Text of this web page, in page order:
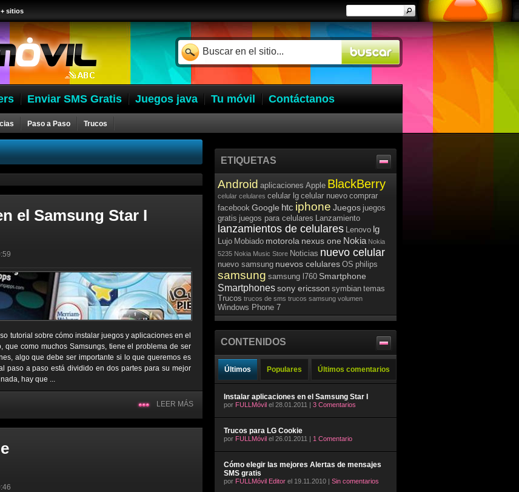
+ sitios
Enviar SMS Gratis Juegos java Tu móvil Contáctanos
Paso a Paso Trucos
el Samsung Star I
tutorial sobre cómo instalar juegos y aplicaciones en el
que como muchos Samsungs, tiene el problema de ser
algo que debe ser importante si lo que queremos es
paso a paso está dividido en dos partes para su mejor
hay que ...
LEER MÁS
ETIQUETAS
Android aplicaciones Apple BlackBerry
celular celulares celular lg celular nuevo comprar
facebook Google htc iphone Juegos juegos
gratis juegos para celulares Lanzamiento
lanzamientos de celulares Lenovo lg
Lujo Mobiado motorola nexus one Nokia Nokia
5235 Nokia Music Store Noticias nuevo celular
nuevo samsung nuevos celulares OS philips
samsung samsung l760 Smartphone
Smartphonessony ericsson symbian temas
Trucos trucos de sms trucos samsung volumen
Windows Phone 7
CONTENIDOS
Últimos Populares Últimos comentarios
Instalar aplicaciones en el Samsung Star I
por FULLMóvil el 28.01.2011 | 3 Comentarios
Trucos para LG Cookie
por FULLMóvil el 26.01.2011 | 1 Comentario
Cómo elegir las mejores Alertas de mensajes
SMS gratis
por FULLMóvil Editor el 19.11.2010 | Sin comentarios